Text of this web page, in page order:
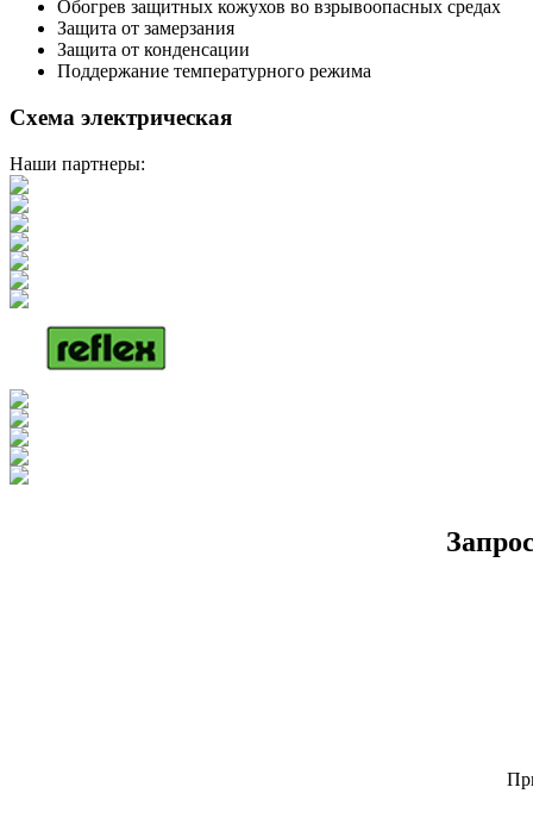
Обогрев защитных кожухов во взрывоопасных средах
Защита от замерзания
Защита от конденсации
Поддержание температурного режима
Схема электрическая
Наши партнеры: